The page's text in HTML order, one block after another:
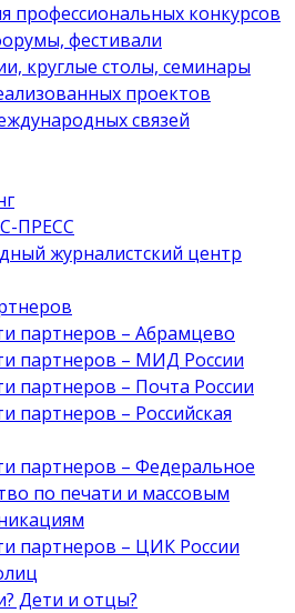
профессиональных конкурсов
фестивали
круглые столы, семинары
проектов
связей
ПРЕСС
журналистский центр
партнеров – Абрамцево
партнеров – МИД России
партнеров – Почта России
партнеров – Российская
партнеров – Федеральное
по печати и массовым
партнеров – ЦИК России
Дети и отцы?